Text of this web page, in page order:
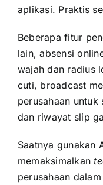
aplikasi. Praktis
Beberapa fitur
lain, absensi
wajah dan radius
cuti, broadcast
perusahaan
dan riwayat slip
Saatnya gunakan
memaksimalkan
perusahaan